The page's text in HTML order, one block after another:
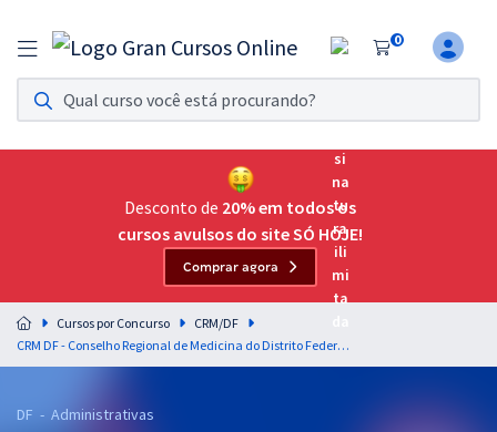
0
Assinatura Ilimitada 11
Acesso a todos os cursos. Teste grátis por 7 dias!
Assinatura OAB Até Passar
Acesso ilimitado a toda preparação para o Exame da
Residências Multiprofissionais
Preparação completa e intensiva para as principais
residências em saúde do Brasil
Desconto de 20% em todos os
cursos avulsos do site SÓ HOJE!
Comprar agora
Cursos por Concurso
CRM/DF
CRM DF - Conselho Regional de Medicina do Distrito Federal - Conhecimentos Específicos para o Cargo: 200 - Assistente Administrativo
DF - Administrativas